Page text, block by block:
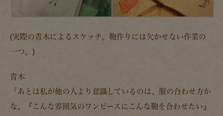
(実際の青木によるスケッチ。鞄作りには欠かせない作業の
一つ。)
青木
「あとは私が他の人より意識しているのは、服の合わせ方か
な。『こんな雰囲気のワンピースにこんな鞄を合わせたい』